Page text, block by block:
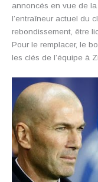
annoncés en vue de
l’entraîneur actuel du
rebondissement, être
Pour le remplacer, le
les clés de l’équipe à